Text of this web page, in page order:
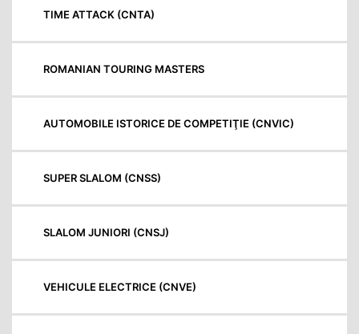
TIME ATTACK (CNTA)
ROMANIAN TOURING MASTERS
AUTOMOBILE ISTORICE DE COMPETIŢIE (CNVIC)
SUPER SLALOM (CNSS)
SLALOM JUNIORI (CNSJ)
VEHICULE ELECTRICE (CNVE)